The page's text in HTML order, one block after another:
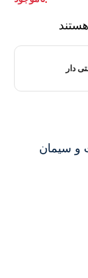
دار